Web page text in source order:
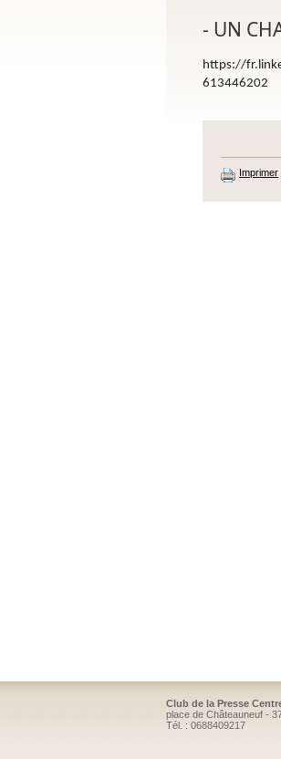
- UN
https://
613446202
Imprimer
Club de la Presse
place de Châteauneuf -
Tél. : 0688409217